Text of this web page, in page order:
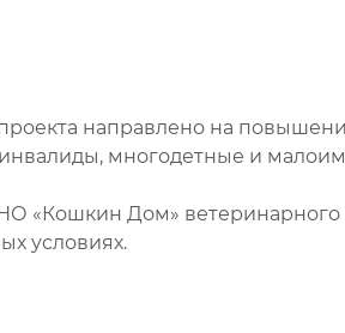
направлено на
многодетные и
«Кошкин Дом»
условиях.